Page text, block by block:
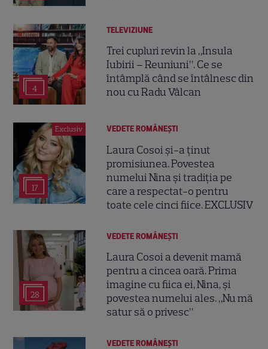
4
TELEVIZIUNE
Trei cupluri revin la „Insula
Iubirii – Reuniuni”. Ce se
întâmplă când se întâlnesc din
nou cu Radu Vâlcan
Exclusiv
17
VEDETE ROMÂNEŞTI
Laura Cosoi și-a ținut
promisiunea. Povestea
numelui Nina și tradiția pe
care a respectat-o pentru
toate cele cinci fiice. EXCLUSIV
28
VEDETE ROMÂNEŞTI
Laura Cosoi a devenit mamă
pentru a cincea oară. Prima
imagine cu fiica ei, Nina, și
povestea numelui ales. „Nu mă
satur să o privesc”
VEDETE ROMÂNEŞTI